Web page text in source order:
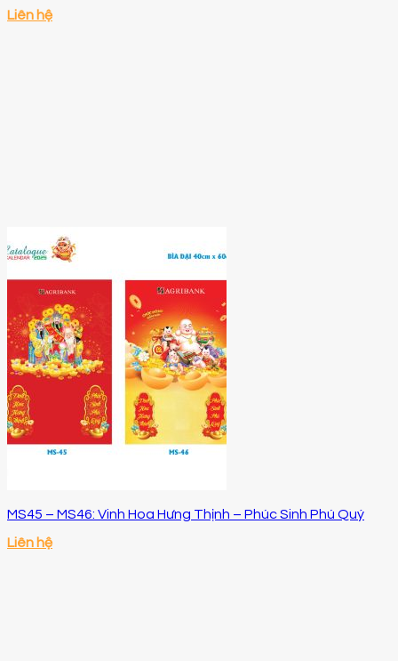
Liên hệ
MS45 – MS46: Vinh Hoa Hưng Thịnh – Phúc Sinh Phú Quý
Liên hệ